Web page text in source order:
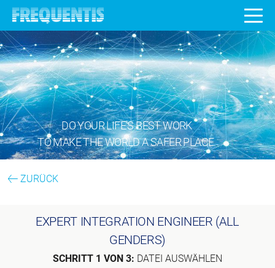
DO YOUR LIFE’S BEST WORK
TO MAKE THE WORLD A SAFER PLACE.
ZURÜCK
EXPERT INTEGRATION ENGINEER (ALL
GENDERS)
SCHRITT 1 VON 3: DATEI AUSWÄHLEN